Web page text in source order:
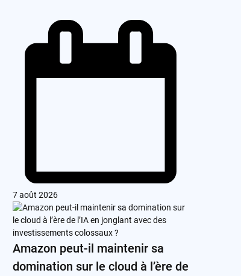
7 août 2026
Amazon peut-il maintenir sa
domination sur le cloud à l’ère de